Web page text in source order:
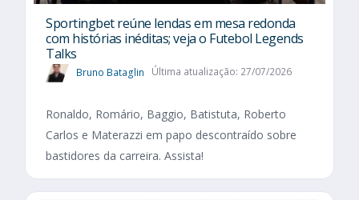
Sportingbet reúne lendas em mesa redonda
com histórias inéditas; veja o Futebol Legends
Talks
Bruno Bataglin Última atualização: 27/07/2026
Ronaldo, Romário, Baggio, Batistuta, Roberto
Carlos e Materazzi em papo descontraído sobre
bastidores da carreira. Assista!